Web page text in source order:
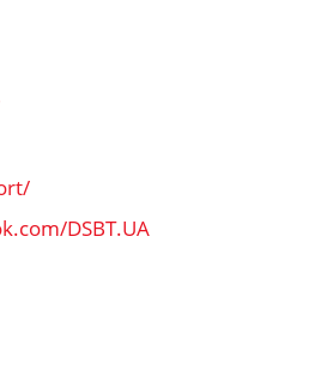
DSBT.UA